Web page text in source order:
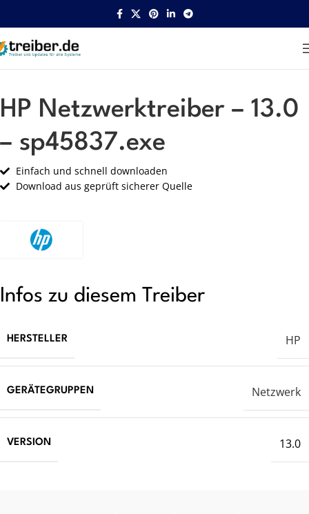
Startseite HP Netzwerk
HP Netzwerktreiber – 13.0
– sp45837.exe
Einfach und schnell downloaden
Download aus geprüft sicherer Quelle
Infos zu diesem Treiber
HERSTELLER HP
GERÄTEGRUPPEN Netzwerk
VERSION 13.0